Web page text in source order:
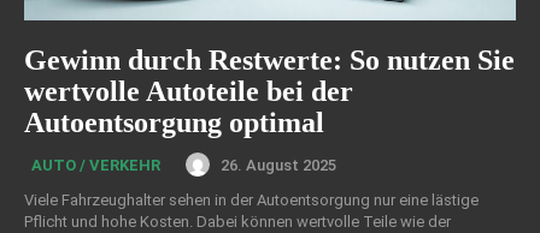
Gewinn durch Restwerte: So nutzen Sie
wertvolle Autoteile bei der
Autoentsorgung optimal
AUTO / VERKEHR
26. August 2025
Viele Fahrzeughalter sehen in der Autoentsorgung nur eine lästige
Pflicht und hohe Kosten. Dabei können wertvolle Teile wie der